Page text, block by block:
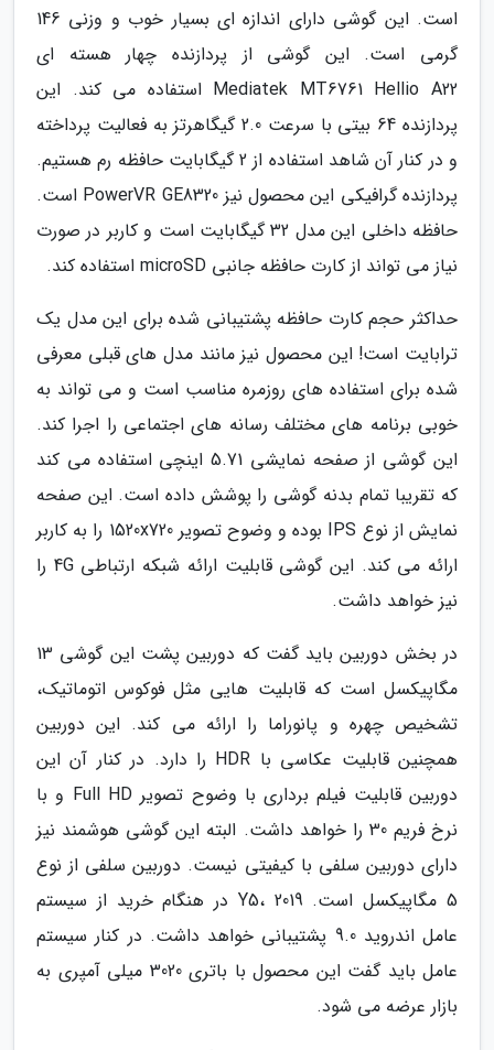
است. این گوشی دارای اندازه ای بسیار خوب و وزنی 146
گرمی است. این گوشی از پردازنده چهار هسته ای
Mediatek MT6761 Hellio A22 استفاده می کند. این
پردازنده 64 بیتی با سرعت 2.0 گیگاهرتز به فعالیت پرداخته
و در کنار آن شاهد استفاده از 2 گیگابایت حافظه رم هستیم.
پردازنده گرافیکی این محصول نیز PowerVR GE8320 است.
حافظه داخلی این مدل 32 گیگابایت است و کاربر در صورت
نیاز می تواند از کارت حافظه جانبی microSD استفاده کند.
حداکثر حجم کارت حافظه پشتیبانی شده برای این مدل یک
ترابایت است! این محصول نیز مانند مدل های قبلی معرفی
شده برای استفاده های روزمره مناسب است و می تواند به
خوبی برنامه های مختلف رسانه های اجتماعی را اجرا کند.
این گوشی از صفحه نمایشی 5.71 اینچی استفاده می کند
که تقریبا تمام بدنه گوشی را پوشش داده است. این صفحه
نمایش از نوع IPS بوده و وضوح تصویر 1520x720 را به کاربر
ارائه می کند. این گوشی قابلیت ارائه شبکه ارتباطی 4G را
نیز خواهد داشت.
در بخش دوربین باید گفت که دوربین پشت این گوشی 13
مگاپیکسل است که قابلیت هایی مثل فوکوس اتوماتیک،
تشخیص چهره و پانوراما را ارائه می کند. این دوربین
همچنین قابلیت عکاسی با HDR را دارد. در کنار آن این
دوربین قابلیت فیلم برداری با وضوح تصویر Full HD و با
نرخ فریم 30 را خواهد داشت. البته این گوشی هوشمند نیز
دارای دوربین سلفی با کیفیتی نیست. دوربین سلفی از نوع
5 مگاپیکسل است. Y5، 2019 در هنگام خرید از سیستم
عامل اندروید 9.0 پشتیبانی خواهد داشت. در کنار سیستم
عامل باید گفت این محصول با باتری 3020 میلی آمپری به
بازار عرضه می شود.